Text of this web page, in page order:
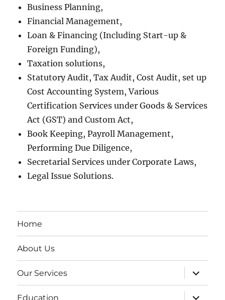
Business Planning,
Financial Management,
Loan & Financing (Including Start-up &
Foreign Funding),
Taxation solutions,
Statutory Audit, Tax Audit, Cost Audit, set up
Cost Accounting System, Various
Certification Services under Goods & Services
Act (GST) and Custom Act,
Book Keeping, Payroll Management,
Performing Due Diligence,
Secretarial Services under Corporate Laws,
Legal Issue Solutions.
Home
About Us
Our Services
expand
child
menu
Education
expand